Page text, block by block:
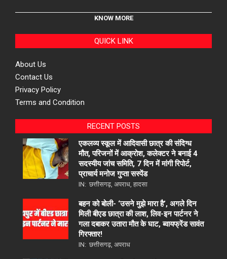
KNOW MORE
QUICK LINK
About Us
Contact Us
Privacy Policy
Terms and Condition
RECENT POSTS
एकलव्य स्कूल में आदिवासी छात्र की संदिग्ध
मौत, परिजनों में आक्रोश, कलेक्टर ने बनाई 4
सदस्यीय जांच समिति, 7 दिन में मांगी रिपोर्ट,
प्राचार्य मनोज गुप्ता सस्पेंड
IN: छत्तीसगढ़, अपराध, हादसा
बहन को बोली- ‘उसने मुझे मारा है’, अगले दिन
मिली बीएड छात्रा की लाश, लिव-इन पार्टनर ने
गला दबाकर उतारा मौत के घाट, ब्वायफ्रेंड सावंत
गिरफ्तार!
IN: छत्तीसगढ़, अपराध